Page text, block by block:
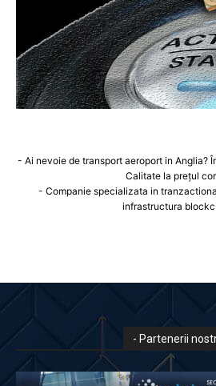
- Ai nevoie de transport aeroport in Anglia?
Calitate la prețul
- Companie specializata in
infrastructura
- Partenerii